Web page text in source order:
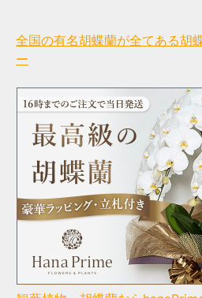
全国の有名胡蝶蘭が全てある胡
ー